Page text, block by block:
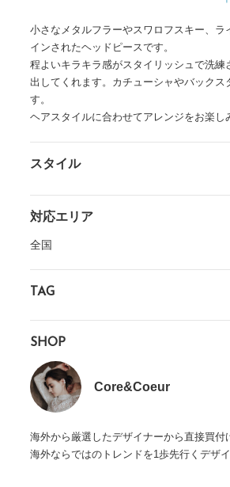
ムー
小さなメタルフラーやスワロフスキー、ラ
インされたヘッドピースです。
程よいキラキラ感がスタイリッシュで洗練
出してくれます。カチューシャやバックス
す。
ヘアスタイルに合わせてアレンジをお楽し
スタイル
対応エリア
全国
TAG
SHOP
Core&Coeur
海外から厳選したデザイナーから直接買付
海外ならではのトレンドを1歩先行くデザ